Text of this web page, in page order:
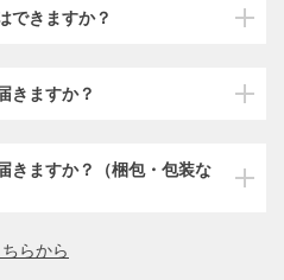
できますか？
きますか？
きますか？（梱包・包装な
らから